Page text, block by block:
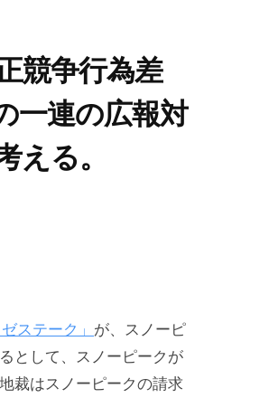
競争行為差
一連の広報対
える。
ステーク」 が、スノーピ
として、スノーピークが
裁はスノーピークの請求